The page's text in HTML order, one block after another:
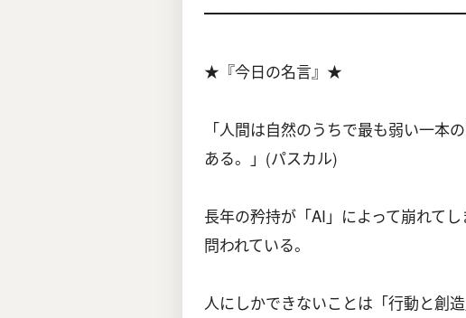
★『今日の名言』★
「人間は自然のうちで最も弱い一本
ある。」(パスカル)
長年の矜持が「AI」によって崩れて
問われている。
人にしかできないことは「行動と創